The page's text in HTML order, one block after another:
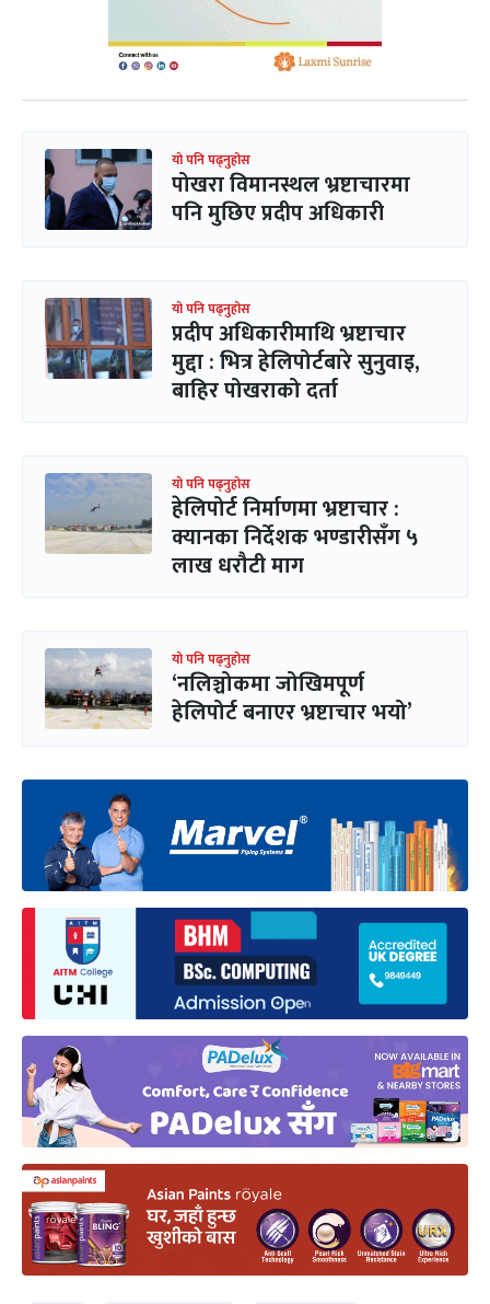
यो पनि पढ्नुहोस
पोखरा विमानस्थल भ्रष्टाचारमा
पनि मुछिए प्रदीप अधिकारी
यो पनि पढ्नुहोस
प्रदीप अधिकारीमाथि भ्रष्टाचार
मुद्दा : भित्र हेलिपोर्टबारे सुनुवाइ,
बाहिर पोखराको दर्ता
यो पनि पढ्नुहोस
हेलिपोर्ट निर्माणमा भ्रष्टाचार :
क्यानका निर्देशक भण्डारीसँग ५
लाख धरौटी माग
यो पनि पढ्नुहोस
‘नलिञ्चोकमा जोखिमपूर्ण
हेलिपोर्ट बनाएर भ्रष्टाचार भयो’